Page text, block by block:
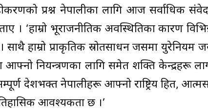
प्रश्न नेपालीका लागि आज सर्वाधिक
। ‘हाम्रो भूराजनीतिक अवस्थितिका कारण
साथै हाम्रो प्राकृतिक स्रोतसाधन जसमा युरेनियम
आफ्नो नियन्त्रणका लागि समेत शक्ति केन्द्रहरू
देशभक्त नेपालीहरू आफ्नो राष्ट्रिय हित,
आवश्यकता छ ।’